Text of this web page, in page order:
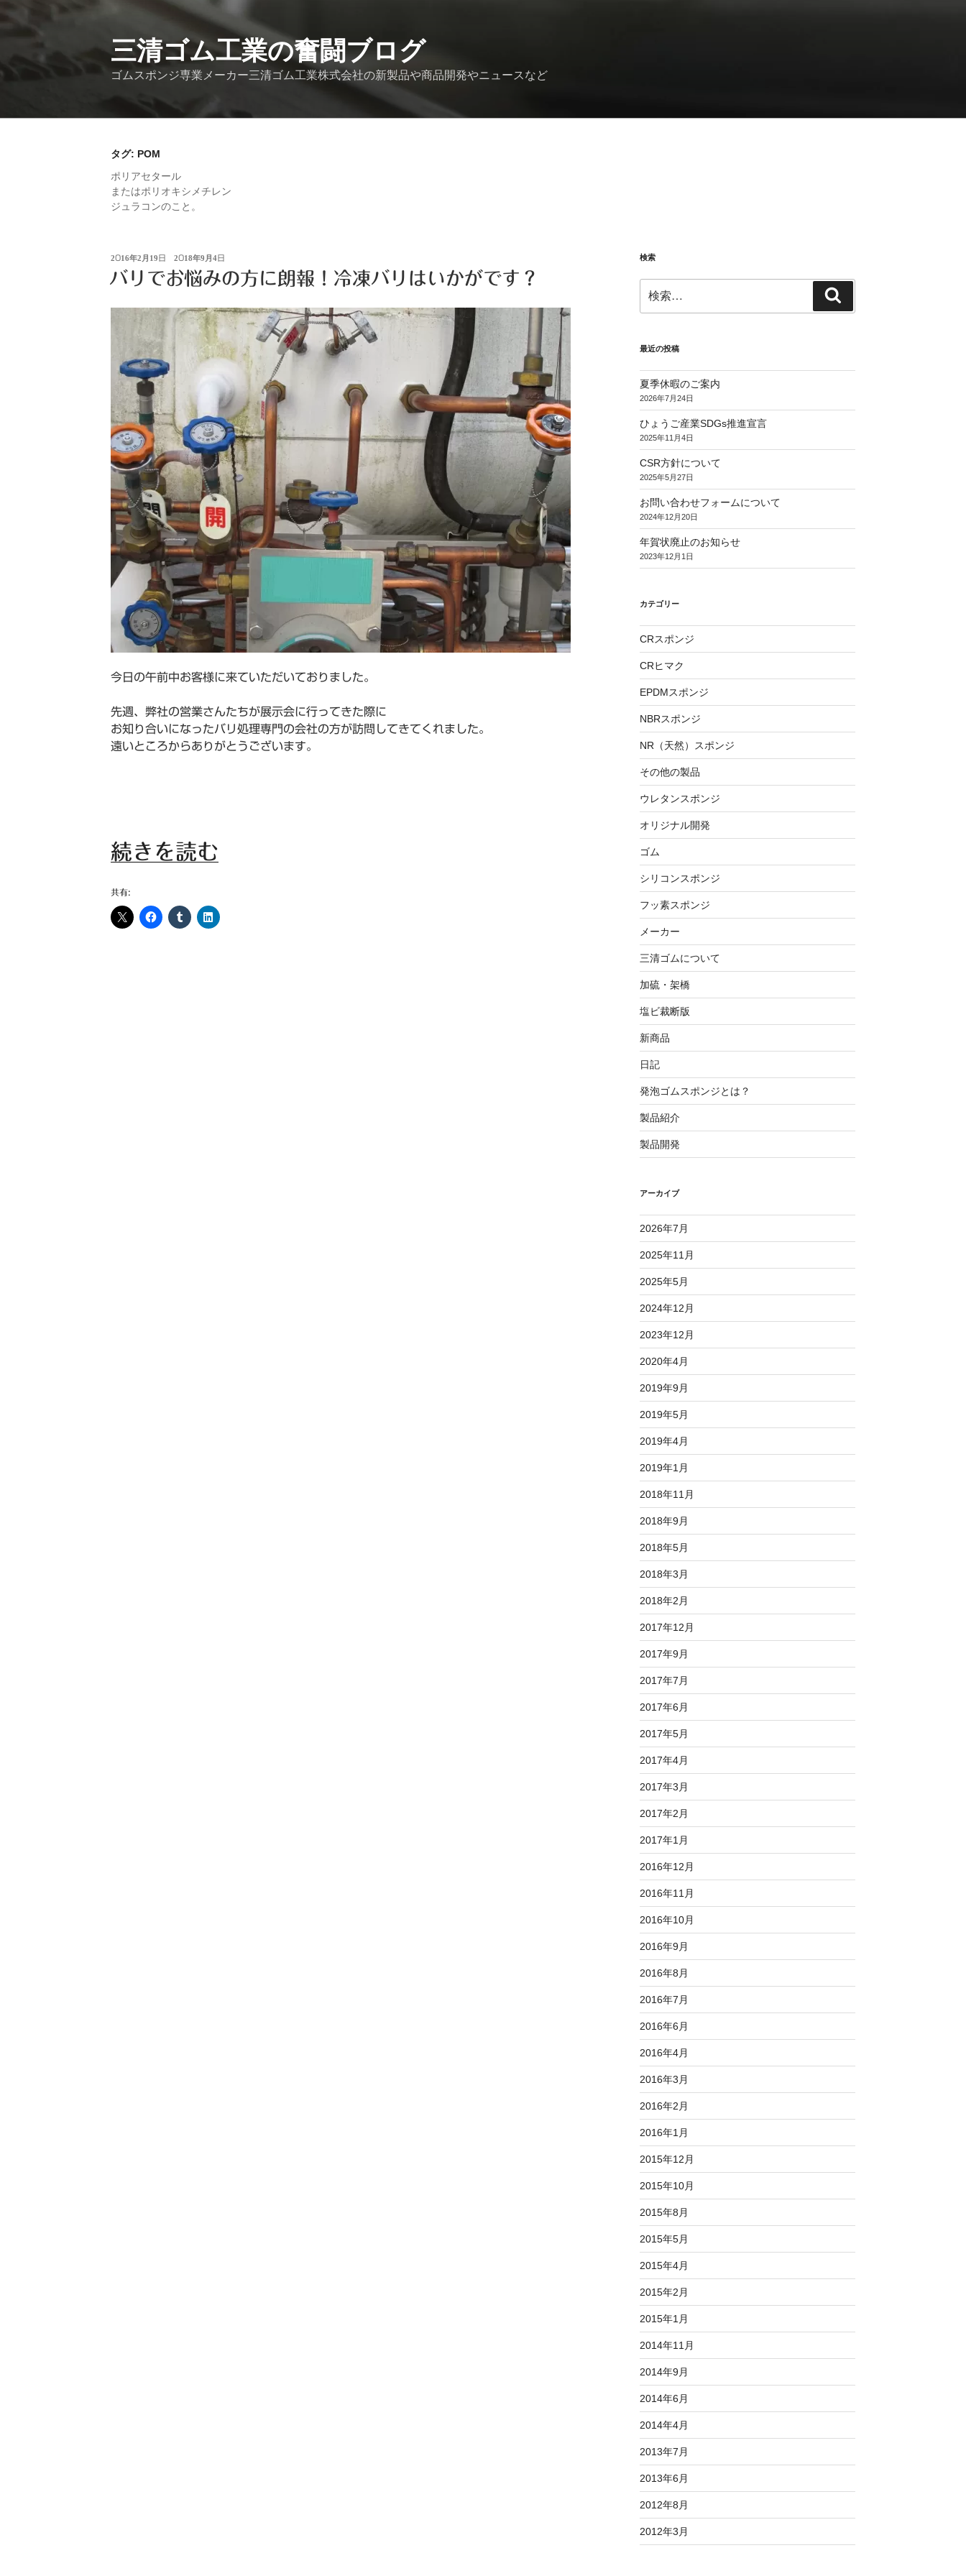
ン
三清ゴム工業の奮闘ブログ
ゴムスポンジ専業メーカー三清ゴム工業株式会社の新製品や商品開発やニュースなど
タグ: POM
ポリアセタール
またはポリオキシメチレン
ジュラコンのこと。
投
日:
2016年2月19日 2018年9月4日
バリでお悩みの方に朗報！冷凍バリはいかがです？
今日の午前中お客様に来ていただいておりました。
先週、弊社の営業さんたちが展示会に行ってきた際に
お知り合いになったバリ処理専門の会社の方が訪問してきてくれました。
遠いところからありがとうございます。
“バ
で
続きを読む
共有:
検索
索:
索
最近の投稿
夏季休暇のご案内
2026年7月24日
ひょうご産業SDGs推進宣言
2025年11月4日
CSR方針について
2025年5月27日
お問い合わせフォームについて
2024年12月20日
年賀状廃止のお知らせ
2023年12月1日
カテゴリー
CRスポンジ
CRヒマク
EPDMスポンジ
NBRスポンジ
NR（天然）スポンジ
その他の製品
ウレタンスポンジ
オリジナル開発
ゴム
シリコンスポンジ
フッ素スポンジ
メーカー
三清ゴムについて
加硫・架橋
塩ビ裁断版
新商品
日記
発泡ゴムスポンジとは？
製品紹介
製品開発
アーカイブ
2026年7月
2025年11月
2025年5月
2024年12月
2023年12月
2020年4月
2019年9月
2019年5月
2019年4月
2019年1月
2018年11月
2018年9月
2018年5月
2018年3月
2018年2月
2017年12月
2017年9月
2017年7月
2017年6月
2017年5月
2017年4月
2017年3月
2017年2月
2017年1月
2016年12月
2016年11月
2016年10月
2016年9月
2016年8月
2016年7月
2016年6月
2016年4月
2016年3月
2016年2月
2016年1月
2015年12月
2015年10月
2015年8月
2015年5月
2015年4月
2015年2月
2015年1月
2014年11月
2014年9月
2014年6月
2014年4月
2013年7月
2013年6月
2012年8月
2012年3月